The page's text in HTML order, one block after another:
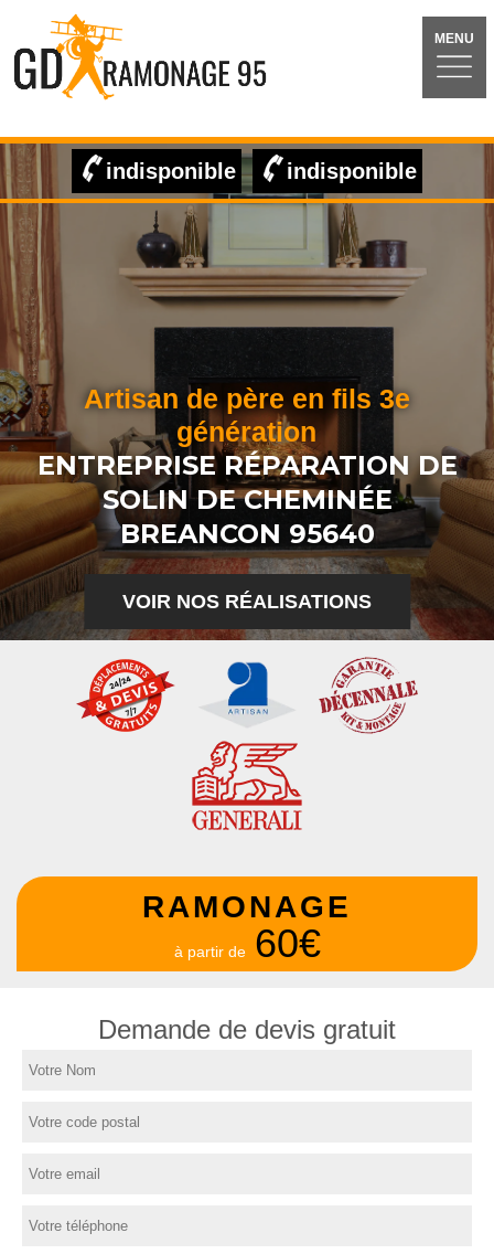
MENU
indisponible indisponible
Artisan de père en fils 3e
génération
ENTREPRISE RÉPARATION DE
SOLIN DE CHEMINÉE
BREANCON 95640
VOIR NOS RÉALISATIONS
RAMONAGE
à partir de 60€
Demande de devis gratuit